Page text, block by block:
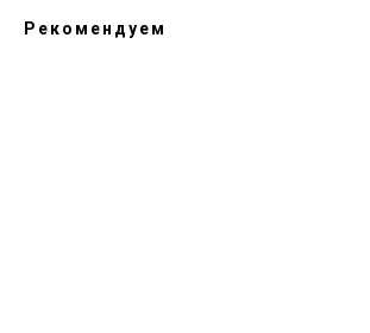
Рекомендуем